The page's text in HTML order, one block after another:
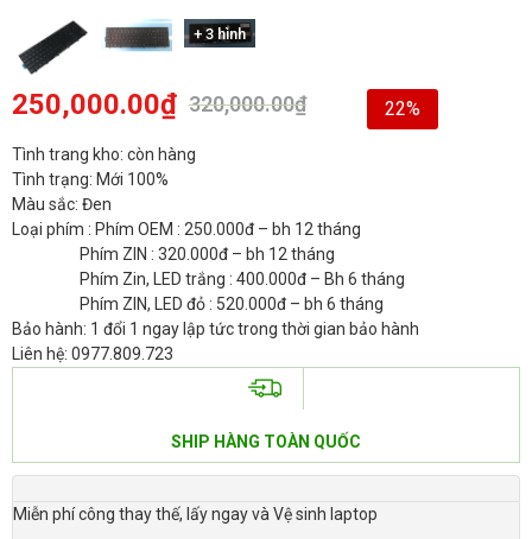
+ 3 hình
320,000.00₫
250,000.00₫ 22%
Tình trang kho: còn hàng
Tình trạng: Mới 100%
Màu sắc: Đen
Loại phím : Phím OEM : 250.000đ – bh 12 tháng
Phím ZIN : 320.000đ – bh 12 tháng
Phím Zin, LED trắng : 400.000đ – Bh 6 tháng
Phím ZIN, LED đỏ : 520.000đ – bh 6 tháng
Bảo hành: 1 đổi 1 ngay lập tức trong thời gian bảo hành
Liên hệ: 0977.809.723
SHIP HÀNG TOÀN QUỐC
Miễn phí công thay thế, lấy ngay và Vệ sinh laptop